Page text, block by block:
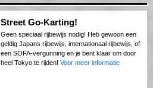
Street Go-Karting!
Geen speciaal rijbewijs nodig! Heb gewoon een
geldig Japans rijbewijs, internationaal rijbewijs, of
een SOFA-vergunning en je bent klaar om door
heel Tokyo te rijden! Voor meer informatie